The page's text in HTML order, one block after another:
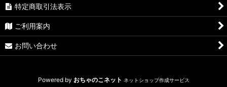
特定商取引法表示
ご利用案内
お問い合わせ
Powered by おちゃのこネット ネットショップ作成サービス